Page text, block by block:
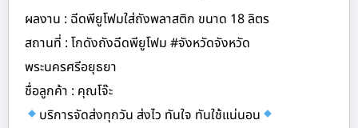
ผลงาน : ฉีดพียูโฟมใส่ถังพลาสติก ขนาด 18 ลิตร
สถานที่ : โกดังถังฉีดพียูโฟม #จังหวัดจังหวัด
พระนครศรีอยุธยา
ชื่อลูกค้า : คุณโจ๊ะ
บริการจัดส่งทุกวัน ส่งไว ทันใจ ทันใช้แน่นอน